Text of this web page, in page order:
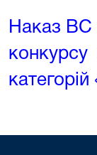
Наказ ВС